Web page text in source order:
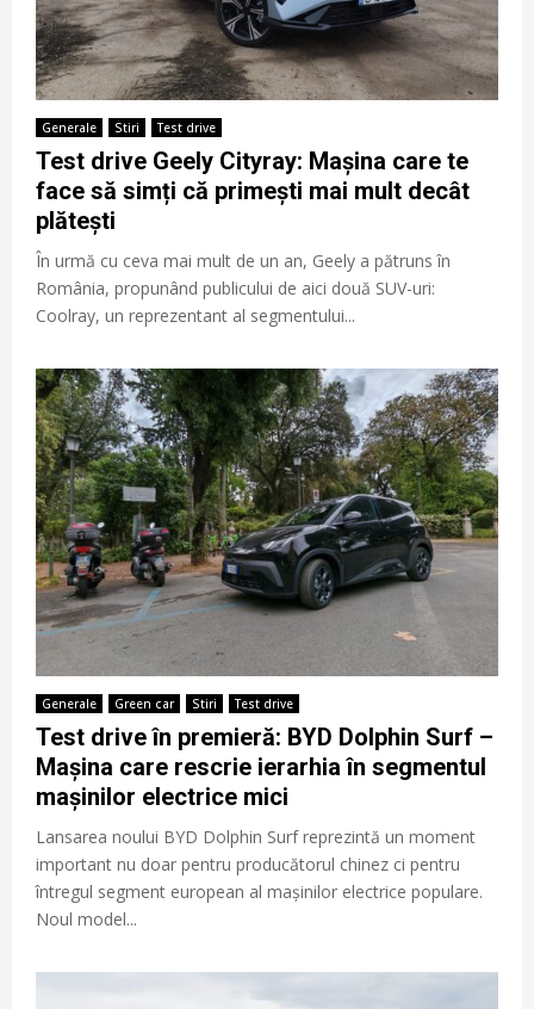
Generale Stiri Test drive
Test drive Geely Cityray: Mașina care te
face să simți că primești mai mult decât
plătești
În urmă cu ceva mai mult de un an, Geely a pătruns în
România, propunând publicului de aici două SUV-uri:
Coolray, un reprezentant al segmentului...
Generale Green car Stiri Test drive
Test drive în premieră: BYD Dolphin Surf –
Mașina care rescrie ierarhia în segmentul
mașinilor electrice mici
Lansarea noului BYD Dolphin Surf reprezintă un moment
important nu doar pentru producătorul chinez ci pentru
întregul segment european al mașinilor electrice populare.
Noul model...